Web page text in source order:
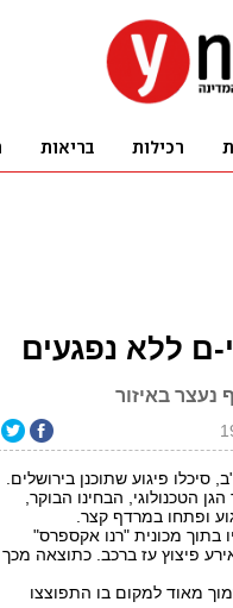
ם ללא נפגעים
נעצר באיזור
סיכלו פיגוע שתוכנן בירושלים.
הטכנולוגי, הבחינו הבוקר,
בתוך מכונית "רנו אקספרס"
פיצוץ עז ברכב. כתוצאה מכך
מאוד למקום בו התפוצצו